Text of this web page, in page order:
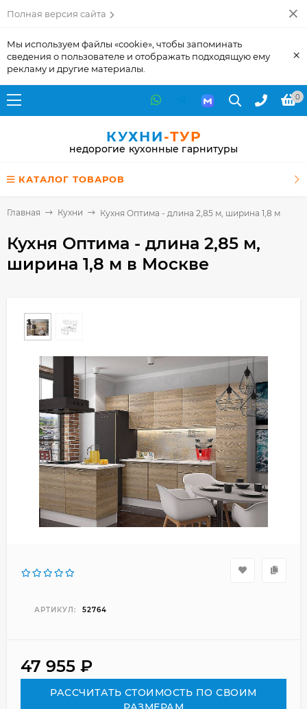
Полная версия сайта
Мы используем файлы «cookie», чтобы запоминать
сведения о пользователе и отображать подходящую ему
рекламу и другие материалы.
×
0
КУХНИ-ТУР
недорогие кухонные гарнитуры
КАТАЛОГ ТОВАРОВ
Главная Кухни Кухня Оптима - длина 2,85 м, ширина 1,8 м
Кухня Оптима - длина 2,85 м,
ширина 1,8 м в Москве
АРТИКУЛ: 52764
47 955 ₽
РАСCЧИТАТЬ СТОИМОСТЬ ПО СВОИМ